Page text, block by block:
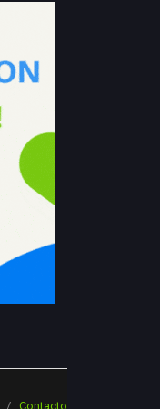
Contacto